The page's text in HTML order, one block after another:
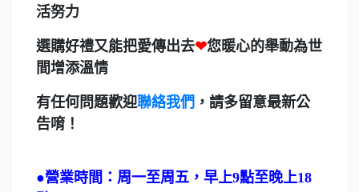
活努力
選購好禮又能把愛傳出去❤您暖心的舉動為世
間增添溫情
有任何問題歡迎聯絡我們 ，請多留意最新公
告唷！
●營業時間：周一至周五，早上9點至晚上18